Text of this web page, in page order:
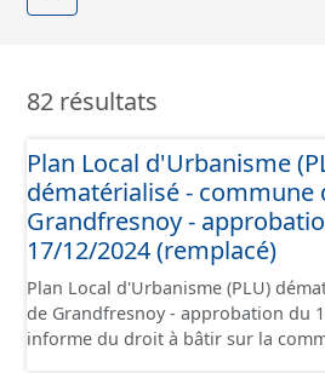
82 résultats
Plan Local d'Urbanisme
dématérialisé - commune
Grandfresnoy -
17/12/2024 (remplacé)
Plan Local d'Urbanisme (PLU)
de Grandfresnoy - approbation du 17/
informe du droit à bâtir sur la